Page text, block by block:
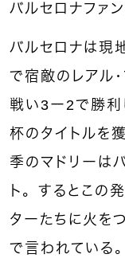
バルセロナファ
バルセロナは現
で宿敵のレアル
戦い3ー2で勝利
杯のタイトルを
季のマドリーは
ト。するとこの
ターたちに火を
で言われている。